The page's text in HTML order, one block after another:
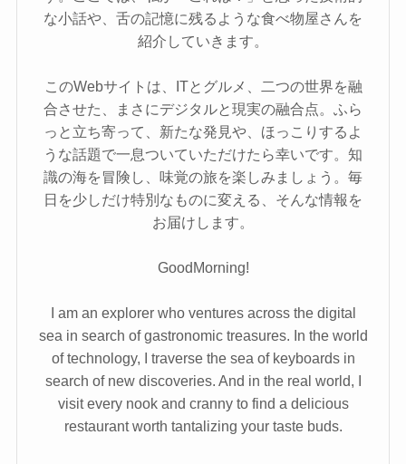
な小話や、舌の記憶に残るような食べ物屋さんを
紹介していきます。
このWebサイトは、ITとグルメ、二つの世界を融
合させた、まさにデジタルと現実の融合点。ふら
っと立ち寄って、新たな発見や、ほっこりするよ
うな話題で一息ついていただけたら幸いです。知
識の海を冒険し、味覚の旅を楽しみましょう。毎
日を少しだけ特別なものに変える、そんな情報を
お届けします。
GoodMorning!
I am an explorer who ventures across the digital
sea in search of gastronomic treasures. In the world
of technology, I traverse the sea of keyboards in
search of new discoveries. And in the real world, I
visit every nook and cranny to find a delicious
restaurant worth tantalizing your taste buds.